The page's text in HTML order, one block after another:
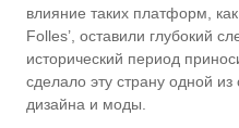
влияние таких платформ,
Folles’, оставили глубокий
исторический период
сделало эту страну одной
дизайна и моды.